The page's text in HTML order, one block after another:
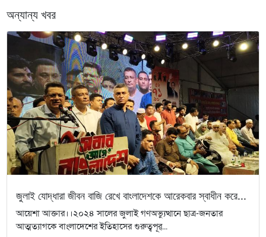
অন্যান্য খবর
জুলাই যোদ্ধারা জীবন বাজি রেখে বাংলাদেশকে আরেকবার স্বাধীন করে...
আয়েশা আক্তার।।২০২৪ সালের জুলাই গণঅভ্যুত্থানে ছাত্র-জনতার
আত্মত্যাগকে বাংলাদেশের ইতিহাসের গুরুত্বপূর্...